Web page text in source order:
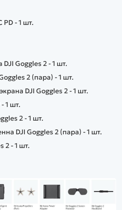
PD - 1 шт.
Goggles 2 - 1 шт.
2 (пара) - 1 шт.
DJI Goggles 2 - 1 шт.
1 шт.
2 - 1 шт.
DJI Goggles 2 (пара) - 1 шт.
2 - 1 шт.